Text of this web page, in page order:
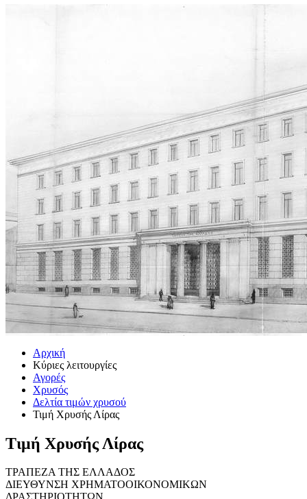
Αρχική
Κύριες λειτουργίες
Αγορές
Χρυσός
Δελτία τιμών χρυσού
Τιμή Χρυσής Λίρας
Τιμή Χρυσής Λίρας
ΤΡΑΠΕΖΑ ΤΗΣ ΕΛΛΑΔΟΣ
ΔΙΕΥΘΥΝΣΗ ΧΡΗΜΑΤΟΟΙΚΟΝΟΜΙΚΩΝ